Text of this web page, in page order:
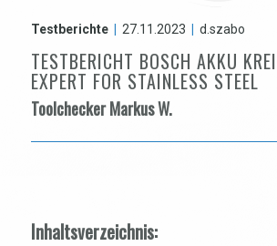
Testberichte 27.11.2023 d.szabo
TESTBERICHT BOSCH AKKU
EXPERT FOR STAINLESS STEEL
Toolchecker Markus W.
Inhaltsverzeichnis: